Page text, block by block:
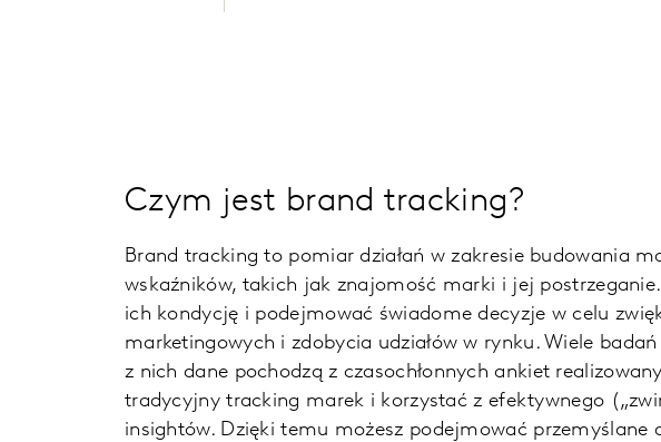
Czym jest brand tracking?
Brand tracking to pomiar działań w zakresie budowania
wskaźników, takich jak znajomość marki i jej
ich kondycję i podejmować świadome decyzje w celu
marketingowych i zdobycia udziałów w rynku. Wiele
z nich dane pochodzą z czasochłonnych ankiet
tradycyjny tracking marek i korzystać z efektywnego
insightów. Dzięki temu możesz podejmować przemyślane